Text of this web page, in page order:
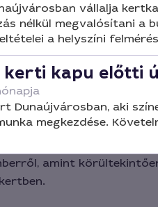
vállalja
nélkül megvalósítani a
a helyszíni
kerti kapu előtti
Dunaújvárosban, aki
megkezdése.